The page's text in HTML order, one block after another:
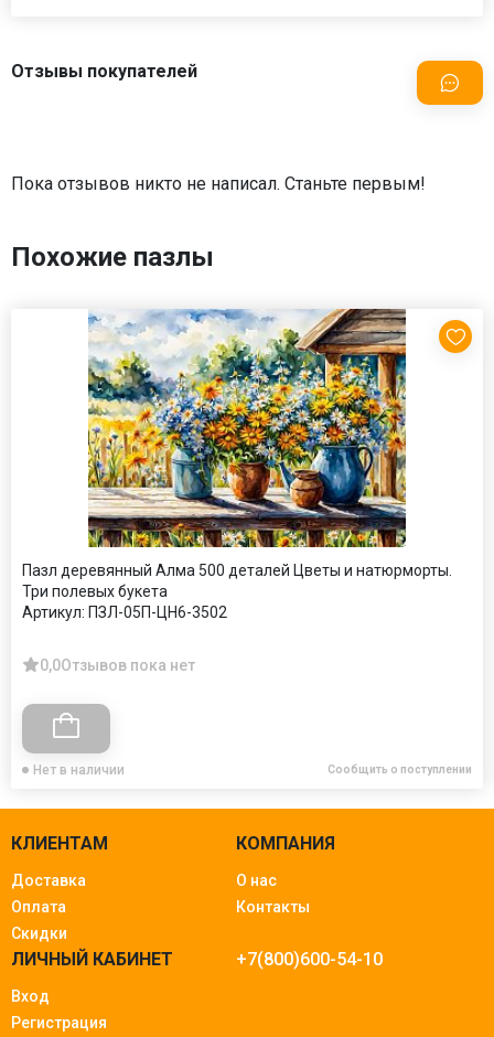
Отзывы покупателей
Пока отзывов никто не написал. Станьте первым!
Похожие пазлы
Пазл деревянный Алма 500 деталей Цветы и натюрморты.
Три полевых букета
Артикул: ПЗЛ-05П-ЦН6-3502
0,0Отзывов пока нет
Нет в наличии Сообщить о поступлении
КЛИЕНТАМ
Доставка
Оплата
Скидки
КОМПАНИЯ
О нас
Контакты
ЛИЧНЫЙ КАБИНЕТ
Вход
Регистрация
+7(800)600-54-10